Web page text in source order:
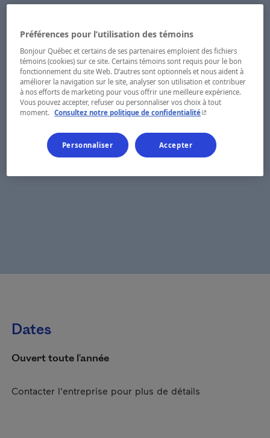
Dates
Ouvert toute l'année
Contacter l'entreprise pour plus de détails
Préférences pour l’utilisation des témoins
Bonjour Québec et certains de ses partenaires emploient des fichiers
témoins (cookies) sur ce site. Certains témoins sont requis pour le bon
fonctionnement du site Web. D’autres sont optionnels et nous aident à
améliorer la navigation sur le site, analyser son utilisation et contribuer
à nos efforts de marketing pour vous offrir une meilleure expérience.
Vous pouvez accepter, refuser ou personnaliser vos choix à tout
moment. Consultez notre politique de confidentialité- Cet hyperlien
Personnaliser Accepter